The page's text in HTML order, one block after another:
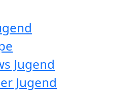
Jugend
Jugend